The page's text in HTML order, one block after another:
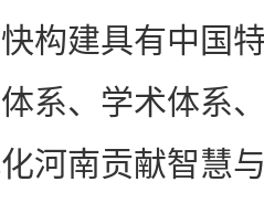
构建具有中国
系、学术体系
河南贡献智慧